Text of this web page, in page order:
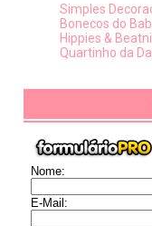
Simples
Bonecos do
Hippies &
Quartinho da
Nome:
E-Mail: